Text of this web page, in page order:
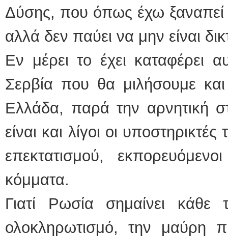
Δύσης, που όπως έχω ξαναπεί
αλλά δεν παύει να μην είναι
Εν μέρει το έχει καταφέρει
Σερβία που θα μιλήσουμε
Ελλάδα, παρά την αρνητική
είναι και λίγοι οι
επεκτατισμού,
κόμματα.
Γιατί Ρωσία σημαίνει κάθε
ολοκληρωτισμό, την